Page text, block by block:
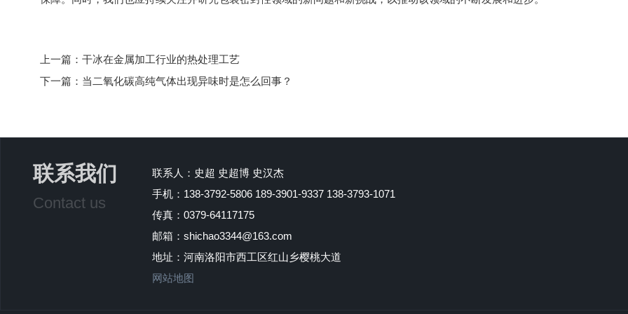
上一篇： 干冰在金属加工行业的热处理工艺
下一篇： 当二氧化碳高纯气体出现异味时是怎么回事？
联系我们
Contact us
联系人：史超 史超博 史汉杰
手机：138-3792-5806 189-3901-9337 138-3793-1071
传真：0379-64117175
邮箱：shichao3344@163.com
地址：河南洛阳市西工区红山乡樱桃大道
网站地图